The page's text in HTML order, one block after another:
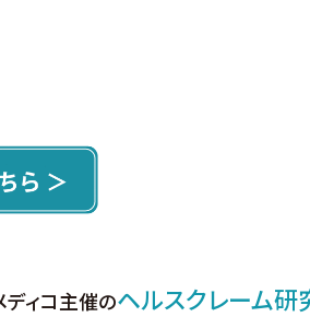
ディコ主催のヘルスクレーム研